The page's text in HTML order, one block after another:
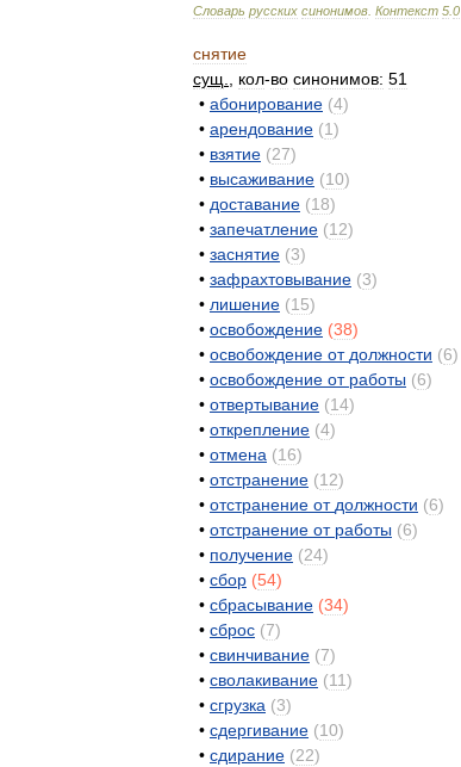
Словарь русских синонимов Контекст 5 0
снятие
сущ
кол-во синонимов: 51
• абонирование (4)
• арендование (1)
• взятие (27)
• высаживание (10)
• доставание (18)
• запечатление (12)
• заснятие (3)
• зафрахтовывание (3)
• лишение (15)
• освобождение (38)
• освобождение от должности (6)
• освобождение от работы (6)
• отвертывание (14)
• открепление (4)
• отмена (16)
• отстранение (12)
• отстранение от должности (6)
• отстранение от работы (6)
• получение (24)
• сбор (54)
• сбрасывание (34)
• сброс (7)
• свинчивание (7)
• сволакивание (11)
• сгрузка (3)
• сдергивание (10)
• сдирание (22)